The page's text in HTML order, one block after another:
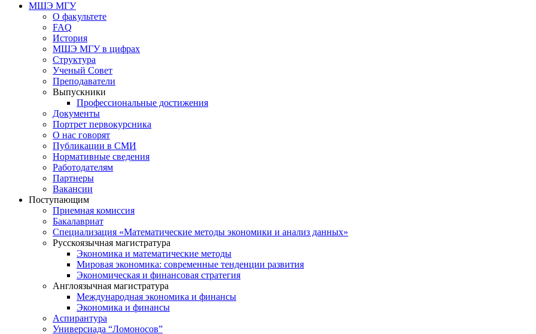
МШЭ МГУ
О факультете
FAQ
История
МШЭ МГУ в цифрах
Структура
Ученый Совет
Преподаватели
Выпускники
Профессиональные достижения
Документы
Портрет первокурсника
О нас говорят
Публикации в СМИ
Нормативные сведения
Работодателям
Партнеры
Вакансии
Поступающим
Приемная комиссия
Бакалавриат
Специализация «Математические методы экономики и анализ данных»
Русскоязычная магистратура
Экономика и математические методы
Мировая экономика: современные тенденции развития
Экономическая и финансовая стратегия
Англоязычная магистратура
Международная экономика и финансы
Экономика и финансы
Аспирантура
Универсиада “Ломоносов”